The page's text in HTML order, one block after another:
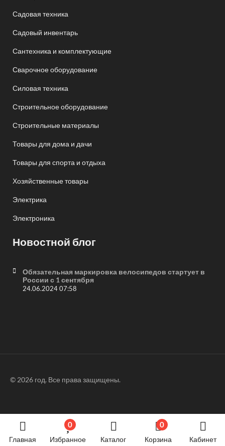
Главная
0
Избранное Каталог
0
Корзина Кабинет
Садовая техника
Садовый инвентарь
Сантехника и комплектующие
Сварочное оборудование
Силовая техника
Строительное оборудование
Строительные материалы
Товары для дома и дачи
Товары для спорта и отдыха
Хозяйственные товары
Электрика
Электроника
Новостной блог
Обязательная маркировка велосипедов стартует в
России с 1 сентября
24.06.2024 07:58
© 2026 год. Все права защищены.